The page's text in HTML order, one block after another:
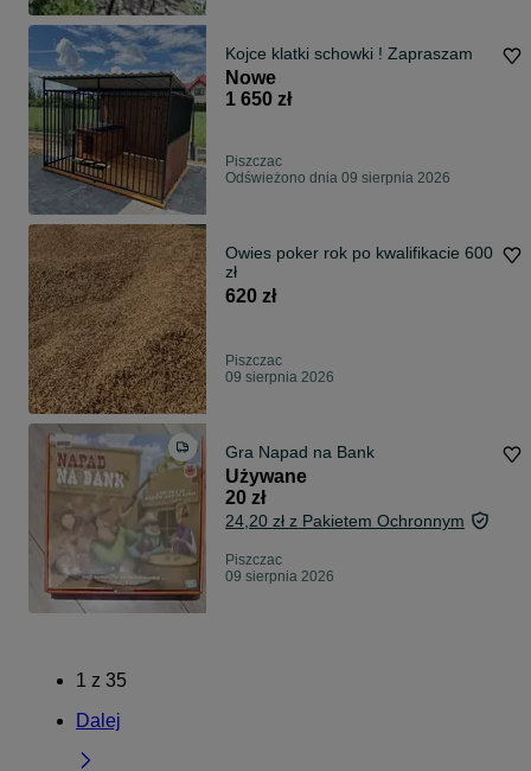
Kojce klatki schowki ! Zapraszam
Nowe
1 650 zł
Piszczac
Odświeżono dnia 09 sierpnia 2026
Owies poker rok po kwalifikacie 600
zł
620 zł
Piszczac
09 sierpnia 2026
Gra Napad na Bank
Używane
20 zł
24,20 zł z Pakietem Ochronnym
Piszczac
09 sierpnia 2026
1 z 35
Dalej